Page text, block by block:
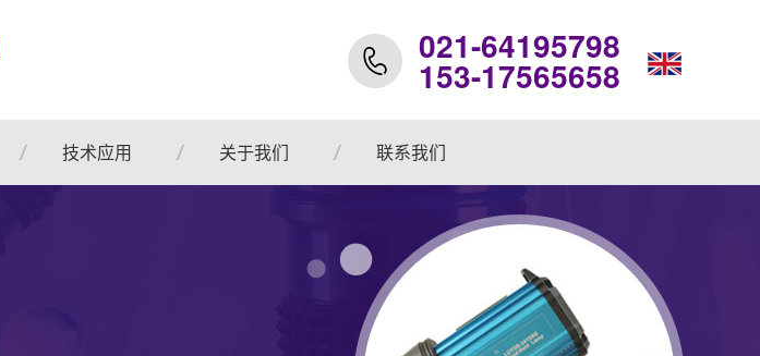
021-64195798
153-17565658
技术应用 关于我们 联系我们